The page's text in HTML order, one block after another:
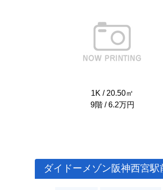
1K / 20.50㎡
9階 / 6.2万円
ダイドーメゾン阪神西宮駅